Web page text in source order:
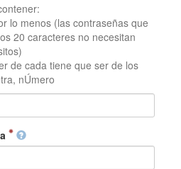
lo menos (las contraseñas que
20 caracteres no necesitan
de cada tiene que ser de los
nÚmero